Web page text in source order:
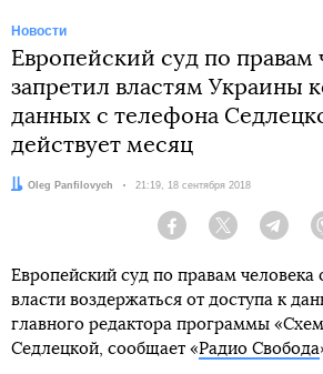
Новости
Европейский суд по правам
запретил властям Украины
данных с телефона
действует месяц
Автор:
Oleg Panfilovych Дата:
21:19, 18 сентября 2018
Facebook Twitter
Европейский суд по правам человека
власти воздержаться от доступа к
главного редактора программы
Седлецкой, сообщает «Радио Свобода